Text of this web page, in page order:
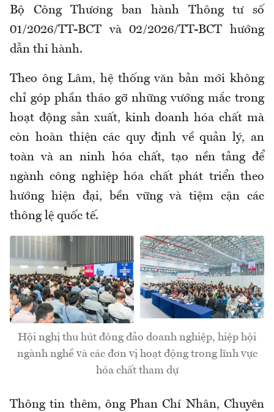
Bộ Công Thương ban hành Thông tư số
01/2026/TT-BCT và 02/2026/TT-BCT hướng
dẫn thi hành.
Theo ông Lâm, hệ thống văn bản mới không
chỉ góp phần tháo gỡ những vướng mắc trong
hoạt động sản xuất, kinh doanh hóa chất mà
còn hoàn thiện các quy định về quản lý, an
toàn và an ninh hóa chất, tạo nền tảng để
ngành công nghiệp hóa chất phát triển theo
hướng hiện đại, bền vững và tiệm cận các
thông lệ quốc tế.
Hội nghị thu hút đông đảo doanh nghiệp, hiệp hội
ngành nghề và các đơn vị hoạt động trong lĩnh vực
hóa chất tham dự
Thông tin thêm, ông Phan Chí Nhân, Chuyên